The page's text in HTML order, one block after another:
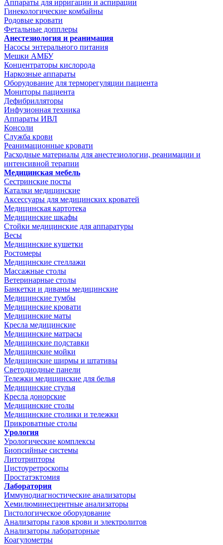
Аппараты для ирригации и аспирации
Гинекологические комбайны
Родовые кровати
Фетальные допплеры
Анестезиология и реанимация
Насосы энтерального питания
Мешки АМБУ
Концентраторы кислорода
Наркозные аппараты
Оборудование для терморегуляции пациента
Мониторы пациента
Дефибрилляторы
Инфузионная техника
Аппараты ИВЛ
Консоли
Служба крови
Реанимационные кровати
Расходные материалы для анестезиологии, реанимации и
интенсивной терапии
Медицинская мебель
Сестринские посты
Каталки медицинские
Аксессуары для медицинских кроватей
Медицинская картотека
Медицинские шкафы
Стойки медицинские для аппаратуры
Весы
Медицинские кушетки
Ростомеры
Медицинские стеллажи
Массажные столы
Ветеринарные столы
Банкетки и диваны медицинские
Медицинские тумбы
Медицинские кровати
Медицинские маты
Кресла медицинские
Медицинские матрасы
Медицинские подставки
Медицинские мойки
Медицинские ширмы и штативы
Светодиодные панели
Тележки медицинские для белья
Медицинские стулья
Кресла донорские
Медицинские столы
Медицинские столики и тележки
Прикроватные столы
Урология
Урологические комплексы
Биопсийные системы
Литотрипторы
Цистоуретроскопы
Простатэктомия
Лаборатория
Иммунодиагностические анализаторы
Хемилюминесцентные анализаторы
Гистологическое оборудование
Анализаторы газов крови и электролитов
Анализаторы лабораторные
Коагулометры